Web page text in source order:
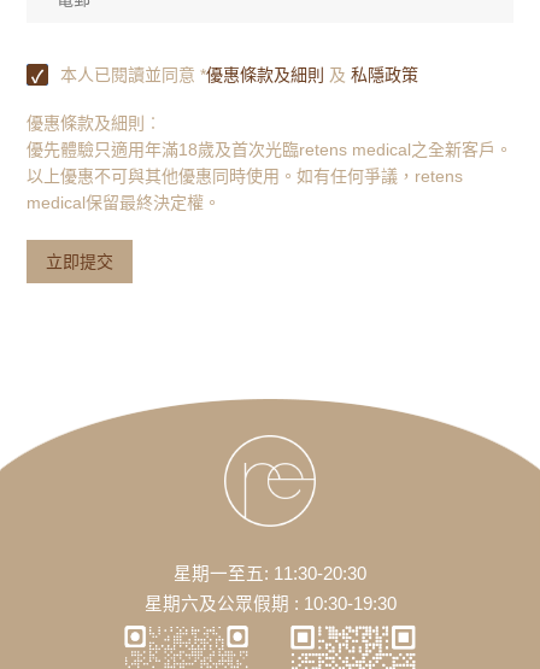
本人已閱讀並同意 *優惠條款及細則 及私隱政策
優惠條款及細則︰
優先體驗只適用年滿18歲及首次光臨retens medical之全新客戶。
以上優惠不可與其他優惠同時使用。如有任何爭議，retens
medical保留最終決定權。
星期一至五: 11:30-20:30
星期六及公眾假期 : 10:30-19:30